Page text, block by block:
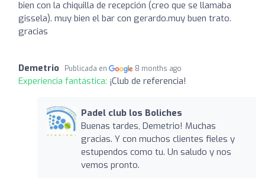
bien con la chiquilla de recepción (creo que se llamaba
gissela). muy bien el bar con gerardo.muy buen trato.
gracias
Demetrio Publicada en 8 months ago
Experiencia fantástica: ¡Club de referencia!
Padel club los Boliches
Buenas tardes, Demetrio! Muchas
gracias. Y con muchos clientes fieles y
estupendos como tu. Un saludo y nos
vemos pronto.